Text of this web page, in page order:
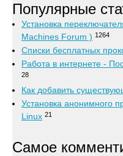
Популярные
Установка
Machines Forum ) 1264
Списки бесплатных
Работа в интернете -
28
Как добавить
Установка анонимного
Linux 21
Самое